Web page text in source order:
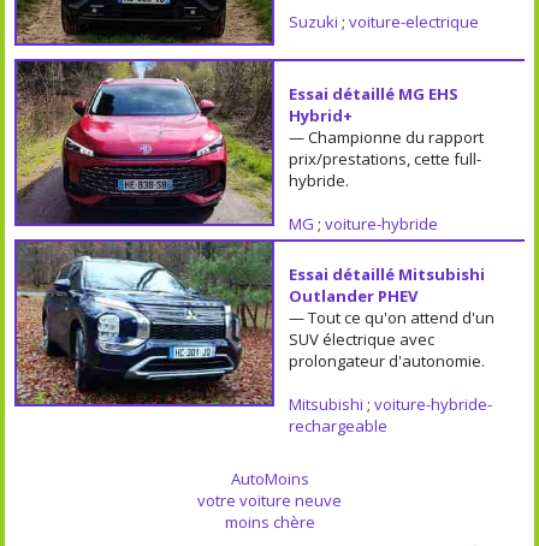
Suzuki ; voiture-electrique
Essai détaillé MG EHS
Hybrid+
— Championne du rapport
prix/prestations, cette full-
hybride.
MG ; voiture-hybride
Essai détaillé Mitsubishi
Outlander PHEV
— Tout ce qu'on attend d'un
SUV électrique avec
prolongateur d'autonomie.
Mitsubishi ; voiture-hybride-
rechargeable
AutoMoins
votre voiture neuve
moins chère